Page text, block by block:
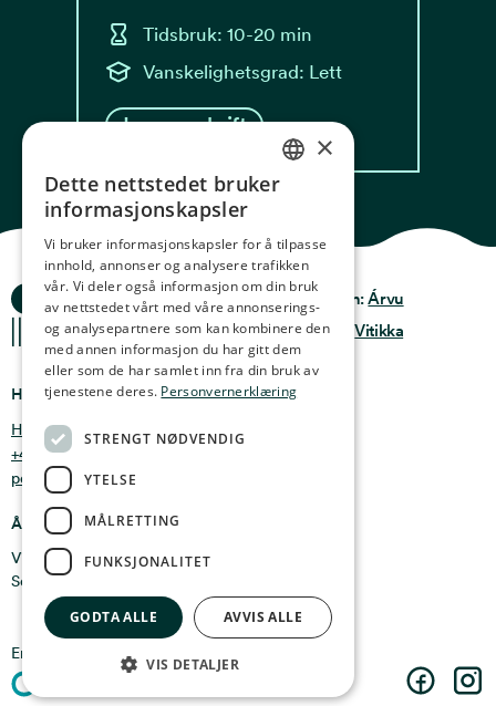
Tidsbruk: 10-20 min
Vanskelighetsgrad: Lett
Les oppskrift
Ocean Stories
Hvor finner du oss
Holmen 4b, 9750 Honningsvåg, Norge
+47 47 99 00 95
post@oceanstories.no
Åpningstider
Vintersesong 1. nov - 30. april: Man - søn 10-16
Sommersesong 1. mai - 31. okt: Man - søn 10-18
Privacy & Policy
Terms & conditions
Design:Árvu
Kode:Vitikka
En del av Cermaq
NORWEGIAN
GERMAN
FRENCH
SPANISH
FINNISH
×
Dette nettstedet bruker
informasjonskapsler
Vi bruker informasjonskapsler for å tilpasse
innhold, annonser og analysere trafikken
vår. Vi deler også informasjon om din bruk
av nettstedet vårt med våre annonserings-
og analysepartnere som kan kombinere den
med annen informasjon du har gitt dem
eller som de har samlet inn fra din bruk av
tjenestene deres. Personvernerklæring
STRENGT NØDVENDIG
YTELSE
MÅLRETTING
FUNKSJONALITET
GODTA ALLE AVVIS ALLE
VIS DETALJER